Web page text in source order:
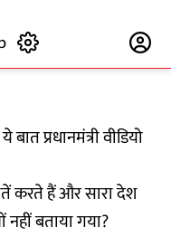
प्रधानमंत्री वीडियो
हैं और सारा देश
बताया गया?